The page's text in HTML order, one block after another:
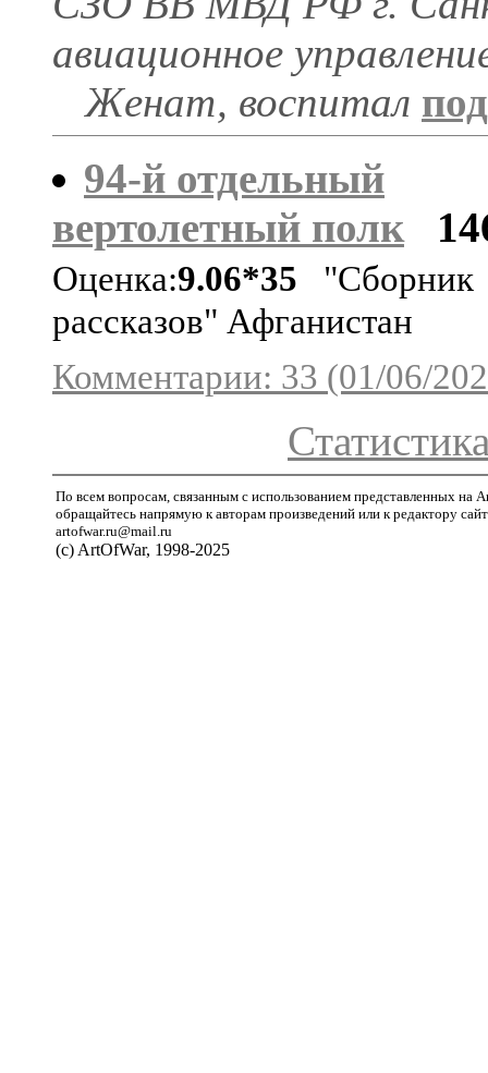
авиационное
Женат, воспитал
94-й отдельный
вертолетный полк
Оценка:9.06*35 "Сборник
рассказов" Афганистан
Комментарии: 33 (01/06/
По всем вопросам, связанным с использованием представленных на
обращайтесь напрямую к авторам произведений или к редактору
artofwar.ru@mail.ru
(с) ArtOfWar, 1998-2025